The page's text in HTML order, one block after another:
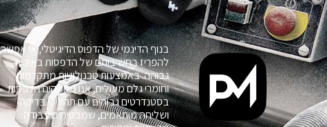
בנוף הדינמי של הדפוס הדיגיטלי, אי אפשר
להפריז בחשיבותם של הדפסות באיכות
גבוהה. באמצעות טכנולוגיות מתקדמות
וחומרי גלם מעולים, אנו מספקים הדפסות
בסטנדרטים גבוהים עם תהליכי בדיקה
ושליחה מותאמים, שמבטיחים עבודה